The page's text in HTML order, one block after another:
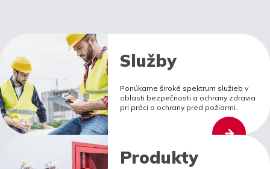
Služby
Ponúkame široké spektrum služieb v
oblasti bezpečnosti a ochrany zdravia
pri práci a ochrany pred požiarmi.
Produkty